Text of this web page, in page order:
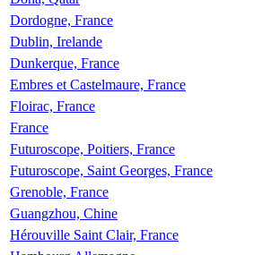
Dordogne, France
Dublin, Irelande
Dunkerque, France
Embres et Castelmaure, France
Floirac, France
France
Futuroscope, Poitiers, France
Futuroscope, Saint Georges, France
Grenoble, France
Guangzhou, Chine
Hérouville Saint Clair, France